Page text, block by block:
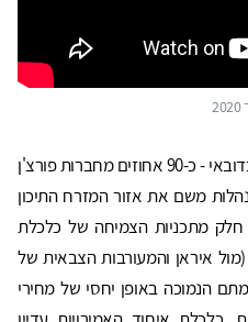
חברות מערביות רבות הקימו מטות בדובאי - כ-90 אחוזים מחברות פורצ'ן
משם את אזור המזרח התיכון
חלק מתכניות הצמיחה של כלכלת
איראן והמעורבות הצבאית של
הנמוכה באופן יחסי של מחירי